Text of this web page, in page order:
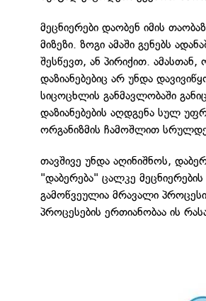
მეცნიერები დაობენ იმის
მიზეზი. ზოგი ამაში გენებს
შესწევთ, ან პირიქით.
დაზიანებებიც არ უნდა
სიცოცხლის განმავლობაში
დაზიანებების აღდგენა სულ
ორგანიზმის ჩამოშლით
თავშივე უნდა აღინიშნოს,
"დაბერება" ცალკე
გამოწვეულია მრავალი
პროცესების ერთიანობაა ის